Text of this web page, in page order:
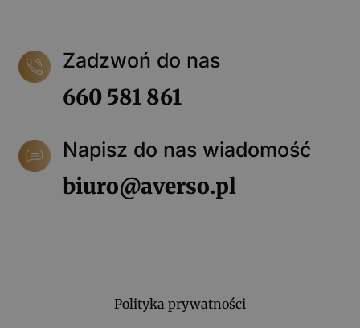
Zadzwoń do nas
660 581 861
Napisz do nas wiadomość
biuro@averso.pl
Polityka prywatności